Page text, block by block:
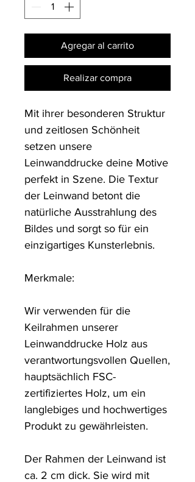
Agregar al carrito
Realizar compra
Mit ihrer besonderen Struktur
und zeitlosen Schönheit
setzen unsere
Leinwanddrucke deine Motive
perfekt in Szene. Die Textur
der Leinwand betont die
natürliche Ausstrahlung des
Bildes und sorgt so für ein
einzigartiges Kunsterlebnis.
Merkmale:
Wir verwenden für die
Keilrahmen unserer
Leinwanddrucke Holz aus
verantwortungsvollen Quellen,
hauptsächlich FSC-
zertifiziertes Holz, um ein
langlebiges und hochwertiges
Produkt zu gewährleisten.
Der Rahmen der Leinwand ist
ca. 2 cm dick. Sie wird mit